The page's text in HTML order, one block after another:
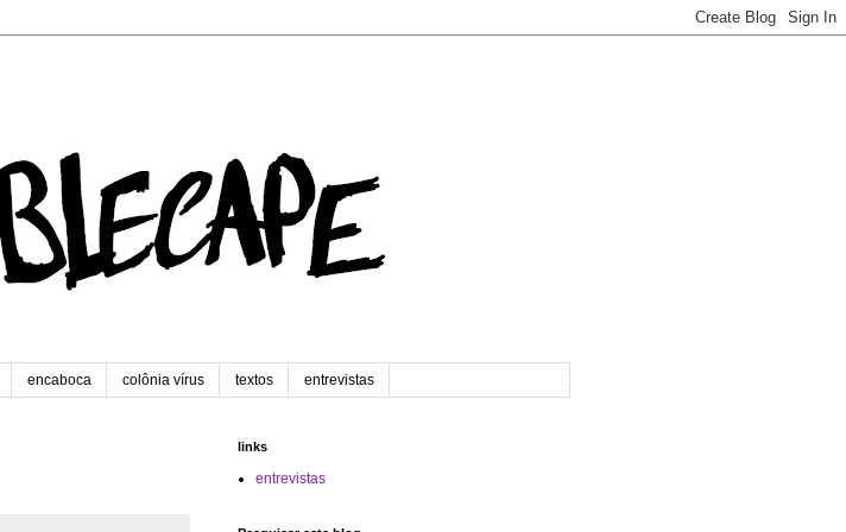
encaboca colônia vírus textos entrevistas
links
entrevistas